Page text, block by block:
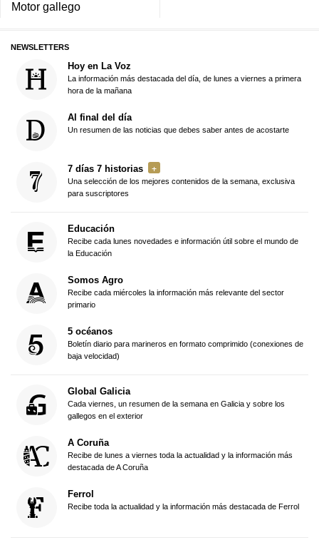
Motor gallego
NEWSLETTERS
Hoy en La Voz
La información más destacada del día, de lunes a viernes a primera
hora de la mañana
Al final del día
Un resumen de las noticias que debes saber antes de acostarte
7 días 7 historias
Una selección de los mejores contenidos de la semana, exclusiva
para suscriptores
Educación
Recibe cada lunes novedades e información útil sobre el mundo de
la Educación
Somos Agro
Recibe cada miércoles la información más relevante del sector
primario
5 océanos
Boletín diario para marineros en formato comprimido (conexiones de
baja velocidad)
Global Galicia
Cada viernes, un resumen de la semana en Galicia y sobre los
gallegos en el exterior
A Coruña
Recibe de lunes a viernes toda la actualidad y la información más
destacada de A Coruña
Ferrol
Recibe toda la actualidad y la información más destacada de Ferrol